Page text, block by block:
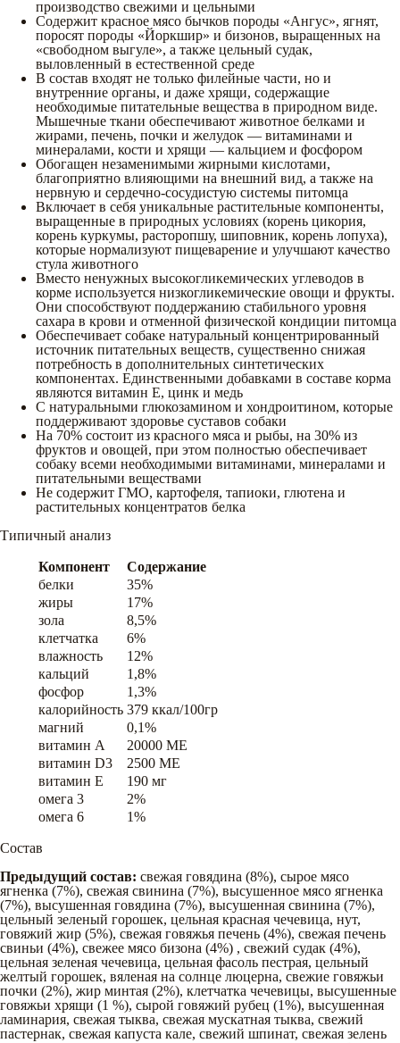
производство свежими и цельными
Содержит красное мясо бычков породы «Ангус», ягнят,
поросят породы «Йоркшир» и бизонов, выращенных на
«свободном выгуле», а также цельный судак,
выловленный в естественной среде
В состав входят не только филейные части, но и
внутренние органы, и даже хрящи, содержащие
необходимые питательные вещества в природном виде.
Мышечные ткани обеспечивают животное белками и
жирами, печень, почки и желудок — витаминами и
минералами, кости и хрящи — кальцием и фосфором
Обогащен незаменимыми жирными кислотами,
благоприятно влияющими на внешний вид, а также на
нервную и сердечно-сосудистую системы питомца
Включает в себя уникальные растительные компоненты,
выращенные в природных условиях (корень цикория,
корень куркумы, расторопшу, шиповник, корень лопуха),
которые нормализуют пищеварение и улучшают качество
стула животного
Вместо ненужных высокогликемических углеводов в
корме используется низкогликемические овощи и фрукты.
Они способствуют поддержанию стабильного уровня
сахара в крови и отменной физической кондиции питомца
Обеспечивает собаке натуральный концентрированный
источник питательных веществ, существенно снижая
потребность в дополнительных синтетических
компонентах. Единственными добавками в составе корма
являются витамин Е, цинк и медь
С натуральными глюкозамином и хондроитином, которые
поддерживают здоровье суставов собаки
На 70% состоит из красного мяса и рыбы, на 30% из
фруктов и овощей, при этом полностью обеспечивает
собаку всеми необходимыми витаминами, минералами и
питательными веществами
Не содержит ГМО, картофеля, тапиоки, глютена и
растительных концентратов белка
Типичный анализ
Компонент
Содержание
белки
35%
жиры
17%
зола
8,5%
клетчатка
6%
влажность
12%
кальций
1,8%
фосфор
1,3%
калорийность 379 ккал/100гр
магний
0,1%
витамин A
20000 ME
витамин D3
2500 ME
витамин E
190 мг
омега 3
2%
омега 6
1%
Состав
Предыдущий состав: свежая говядина (8%), сырое мясо
ягненка (7%), свежая свинина (7%), высушенное мясо ягненка
(7%), высушенная говядина (7%), высушенная свинина (7%),
цельный зеленый горошек, цельная красная чечевица, нут,
говяжий жир (5%), свежая говяжья печень (4%), свежая печень
свиньи (4%), свежее мясо бизона (4%) , свежий судак (4%),
цельная зеленая чечевица, цельная фасоль пестрая, цельный
желтый горошек, вяленая на солнце люцерна, свежие говяжьи
почки (2%), жир минтая (2%), клетчатка чечевицы, высушенные
говяжьи хрящи (1 %), сырой говяжий рубец (1%), высушенная
ламинария, свежая тыква, свежая мускатная тыква, свежий
пастернак, свежая капуста кале, свежий шпинат, свежая зелень